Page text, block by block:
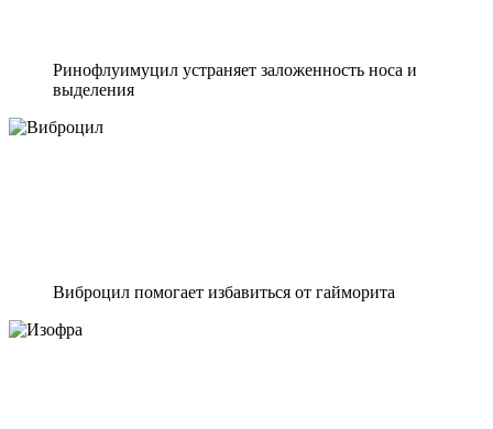
Ринофлуимуцил устраняет заложенность носа и
выделения
Виброцил помогает избавиться от гайморита